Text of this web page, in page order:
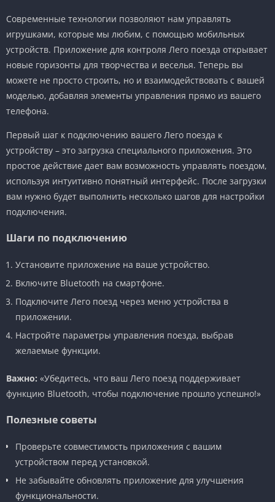
Современные технологии позволяют нам управлять
игрушками, которые мы любим, с помощью мобильных
устройств. Приложение для контроля Лего поезда открывает
новые горизонты для творчества и веселья. Теперь вы
можете не просто строить, но и взаимодействовать с вашей
моделью, добавляя элементы управления прямо из вашего
телефона.
Первый шаг к подключению вашего Лего поезда к
устройству – это загрузка специального приложения. Это
простое действие дает вам возможность управлять поездом,
используя интуитивно понятный интерфейс. После загрузки
вам нужно будет выполнить несколько шагов для настройки
подключения.
Шаги по подключению
Установите приложение на ваше устройство.
Включите Bluetooth на смартфоне.
Подключите Лего поезд через меню устройства в
приложении.
Настройте параметры управления поезда, выбрав
желаемые функции.
Важно: «Убедитесь, что ваш Лего поезд поддерживает
функцию Bluetooth, чтобы подключение прошло успешно!»
Полезные советы
Проверьте совместимость приложения с вашим
устройством перед установкой.
Не забывайте обновлять приложение для улучшения
функциональности.